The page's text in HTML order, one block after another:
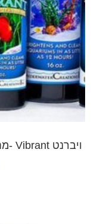
ויברנט Vibrant -מחסל אצות -500 מל (מים מתוקים)